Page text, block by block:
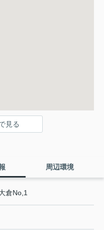
見る
周辺環境
倉No,1